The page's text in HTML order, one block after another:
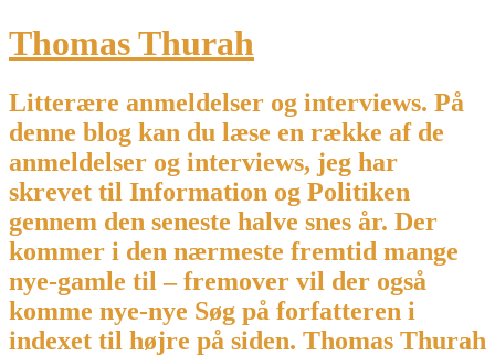
Thomas Thurah
Litterære anmeldelser og interviews. På
denne blog kan du læse en række af de
anmeldelser og interviews, jeg har
skrevet til Information og Politiken
gennem den seneste halve snes år. Der
kommer i den nærmeste fremtid mange
nye-gamle til – fremover vil der også
komme nye-nye Søg på forfatteren i
indexet til højre på siden. Thomas Thurah